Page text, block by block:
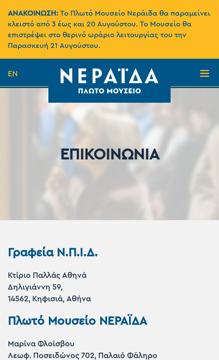
ΑΝΑΚΟΙΝΩΣΗ: Το Πλωτό Μουσείο Νεράιδα θα παραμείνει
κλειστό από 3 έως και 20 Αυγούστου. Το Μουσείο θα
επιστρέψει στο θερινό ωράριο λειτουργίας του την
Παρασκευή 21 Αυγούστου.
EN
ΕΠΙΚΟΙΝΩΝΙΑ
Γραφεία Ν.Π.Ι.Δ.
Κτίριο Παλλάς Αθηνά
Δηλιγιάννη 59,
14562, Κηφισιά, Αθήνα
Πλωτό Μουσείο ΝΕΡΑΪΔΑ
Μαρίνα Φλοίσβου
Λεωφ. Ποσειδώνος 702, Παλαιό Φάληρο